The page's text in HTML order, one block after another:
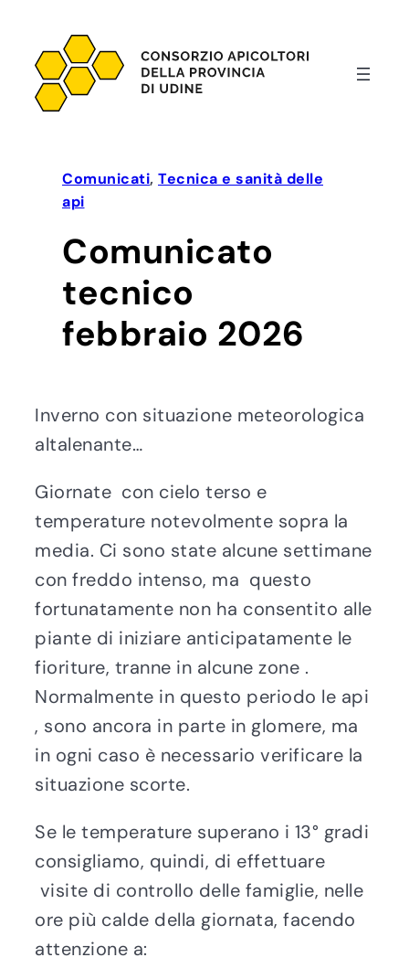
contenuto
Comunicati, Tecnica e sanità delle
api
Comunicato
tecnico
febbraio 2026
Inverno con situazione meteorologica
altalenante…
Giornate con cielo terso e
temperature notevolmente sopra la
media. Ci sono state alcune settimane
con freddo intenso, ma questo
fortunatamente non ha consentito alle
piante di iniziare anticipatamente le
fioriture, tranne in alcune zone .
Normalmente in questo periodo le api
, sono ancora in parte in glomere, ma
in ogni caso è necessario verificare la
situazione scorte.
Se le temperature superano i 13° gradi
consigliamo, quindi, di effettuare
visite di controllo delle famiglie, nelle
ore più calde della giornata, facendo
attenzione a: